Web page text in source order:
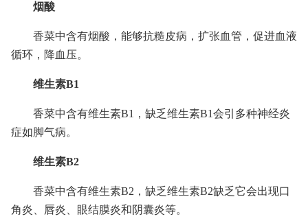
烟酸
香菜中含有烟酸，能够抗糙皮病，扩张血管，促进血液
循环，降血压。
维生素B1
香菜中含有维生素B1，缺乏维生素B1会引多种神经炎
症如脚气病。
维生素B2
香菜中含有维生素B2，缺乏维生素B2缺乏它会出现口
角炎、唇炎、眼结膜炎和阴囊炎等。